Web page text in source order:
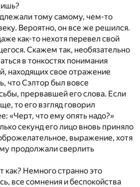
тому самому, чем-то
Вероятно, он все же решился.
как-то нехотя перевел свой
Скажем так, необязательно
в тонкостях понимания
находящих свое отражение
что Сэлтор был вовсе
прервавшей его слова. Если
то его взгляд говорил
«Черт, что ему опять надо?»
секунд его лицо вновь приняло
выражение, хотя
продолжали сверлить
как? Немного странно это
все сомнения и беспокойства